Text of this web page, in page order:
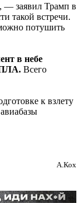
, — заявил Трамп в
такой встречи.
потушить
в небе
Всего
к взлету
А.Кох